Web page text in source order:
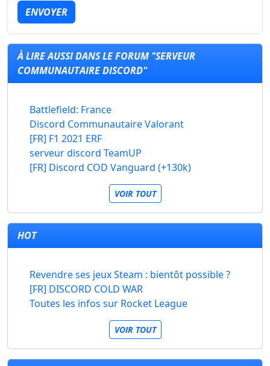
ENVOYER
À LIRE AUSSI DANS LE FORUM "SERVEUR
COMMUNAUTAIRE DISCORD"
Battlefield: France
Discord Communautaire Valorant
[FR] F1 2021 ERF
serveur discord TeamUP
[FR] Discord COD Vanguard (+130k)
VOIR TOUT
HOT
Revendre ses jeux Steam : bientôt possible ?
[FR] DISCORD COLD WAR
Toutes les infos sur Rocket League
VOIR TOUT